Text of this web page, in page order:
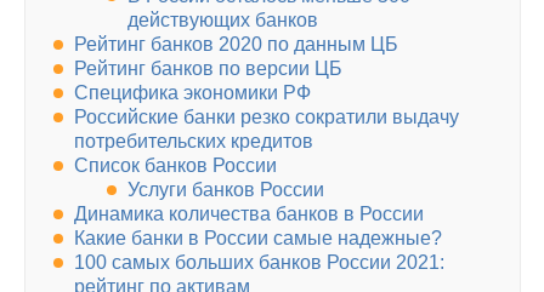
действующих банков
Рейтинг банков 2020 по данным ЦБ
Рейтинг банков по версии ЦБ
Специфика экономики РФ
Российские банки резко сократили выдачу
потребительских кредитов
Список банков России
Услуги банков России
Динамика количества банков в России
Какие банки в России самые надежные?
100 самых больших банков России 2021:
рейтинг по активам